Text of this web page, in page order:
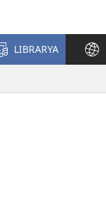
LIBRARYA